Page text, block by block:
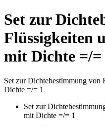
Set zur
Flüssigkeiten
mit Dichte =/=
Set zur Dichtebestimmung von
Dichte =/= 1
Set zur
mit Dichte =/= 1